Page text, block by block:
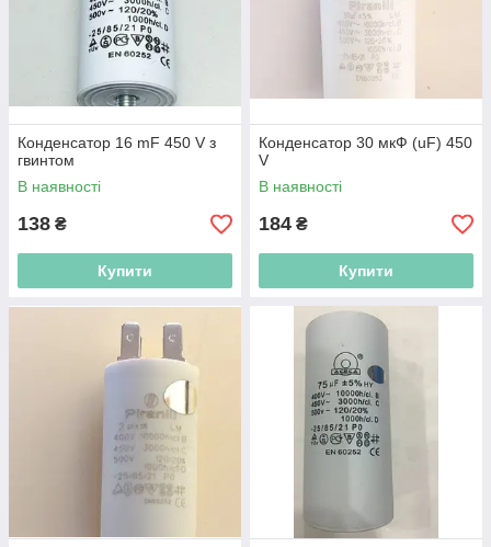
Конденсатор 16 mF 450 V з
гвинтом
В наявності
138 ₴
Купити
Конденсатор 30 мкФ (uF) 450
V
В наявності
184 ₴
Купити